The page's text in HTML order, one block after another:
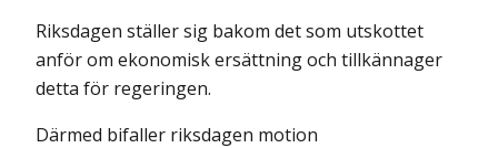
Riksdagen ställer sig bakom det som utskottet
anför om ekonomisk ersättning och tillkännager
detta för regeringen.
Därmed bifaller riksdagen motion